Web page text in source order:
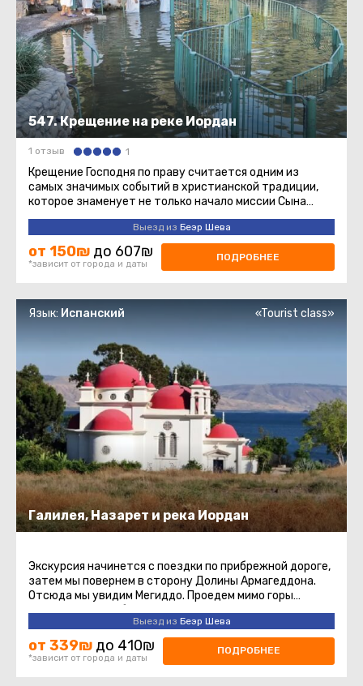
547. Крещение на реке Иордан
1 отзыв 1
Крещение Господня по праву считается одним из
самых значимых событий в христианской традиции,
которое знаменует не только начало миссии Сына
Божия на земле, но и явление ...
Выезд из Беэр Шева
от 150₪ до 607₪
*зависит от города и даты
ПОДРОБНЕЕ
Галилея, Назарет и река Иордан
Язык: Испанский «Tourist class»
Экскурсия начинется с поездки по прибрежной дороге,
затем мы повернем в сторону Долины Армагеддона.
Отсюда мы увидим Мегиддо. Проедем мимо горы
Свержения и прибудем ...
Выезд из Беэр Шева
от 339₪ до 410₪
*зависит от города и даты
ПОДРОБНЕЕ